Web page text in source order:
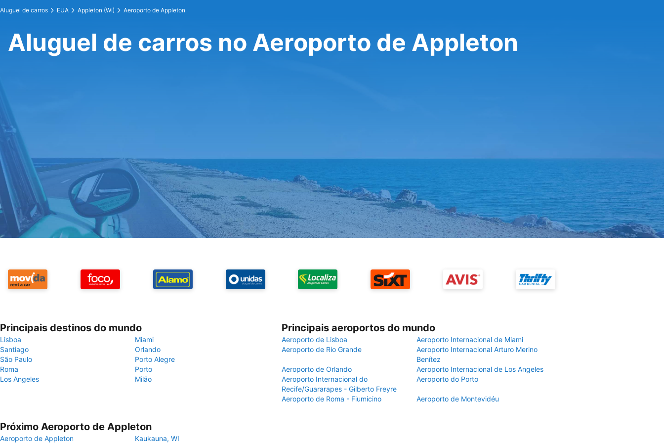
Aluguel de carros EUA Appleton (WI) Aeroporto de Appleton
Aluguel de carros no Aeroporto de Appleton
Principais destinos do mundo
Lisboa
Miami
Santiago
Orlando
São Paulo
Porto Alegre
Roma
Porto
Los Angeles
Milão
Principais aeroportos do mundo
Aeroporto de Lisboa
Aeroporto Internacional de Miami
Aeroporto de Rio Grande
Aeroporto Internacional Arturo Merino
Benítez
Aeroporto de Orlando
Aeroporto Internacional de Los Angeles
Aeroporto Internacional do
Recife/Guararapes - Gilberto Freyre
Aeroporto do Porto
Aeroporto de Roma - Fiumicino Aeroporto de Montevidéu
Próximo Aeroporto de Appleton
Aeroporto de Appleton Kaukauna, WI